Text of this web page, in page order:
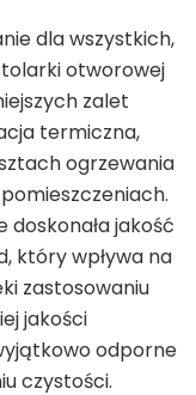
dla wszystkich,
otworowej
zalet
termiczna,
ogrzewania
doskonała jakość
który wpływa na
zastosowaniu
jakości
odporne
czystości.